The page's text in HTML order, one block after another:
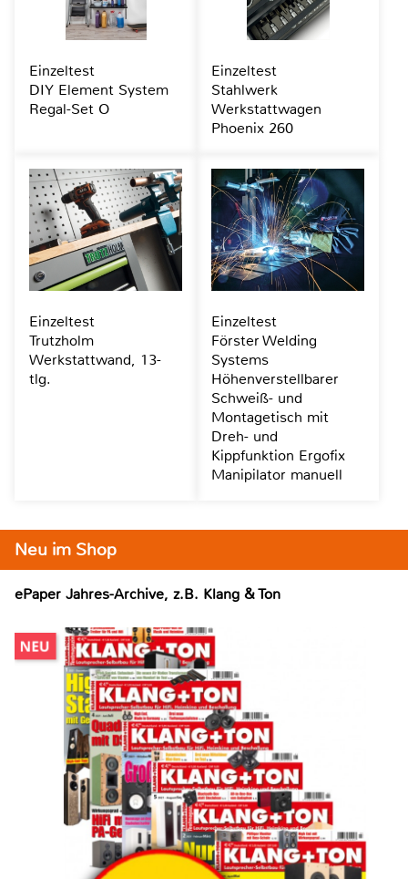
Neu im Shop
ePaper Jahres-Archive, z.B. Klang & Ton
Einzeltest
DIY Element System
Regal-Set O
Einzeltest
Stahlwerk
Werkstattwagen
Phoenix 260
Einzeltest
Trutzholm
Werkstattwand, 13-
tlg.
Einzeltest
Förster Welding
Systems
Höhenverstellbarer
Schweiß- und
Montagetisch mit
Dreh- und
Kippfunktion Ergofix
Manipilator manuell